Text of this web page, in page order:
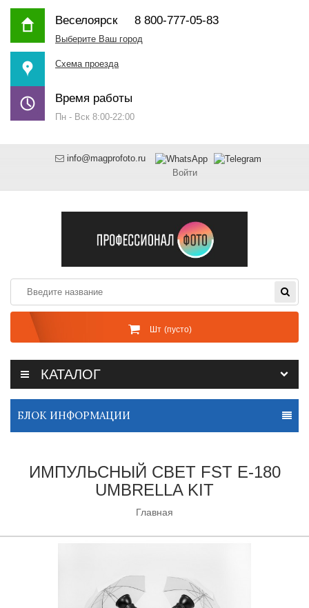
Веселоярск8 800-777-05-83
Выберите Ваш город
Схема проезда
Время работы
Пн - Вск 8:00-22:00
info@magprofoto.ru
Войти
Шт (пусто)
КАТАЛОГ
БЛОК ИНФОРМАЦИИ
ИМПУЛЬСНЫЙ СВЕТ FST E-180
UMBRELLA KIT
Главная